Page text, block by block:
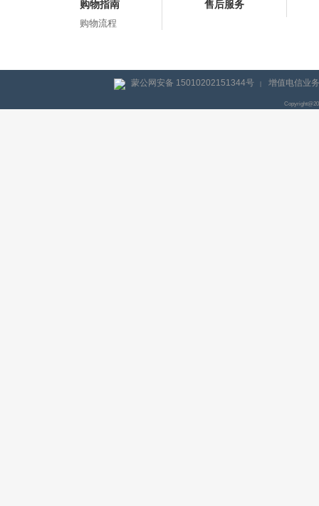
购物指南
购物流程
售后服务
蒙公网安备 15010202151344号 | 增值电信业